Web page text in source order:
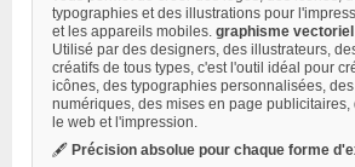
typographies et des illustrations pour
et les appareils mobiles. graphisme
Utilisé par des designers, des illustrateurs,
créatifs de tous types, c'est l'outil idéal pour
icônes, des typographies personnalisées,
numériques, des mises en page
le web et l'impression.
🖋️ Précision absolue pour chaque forme